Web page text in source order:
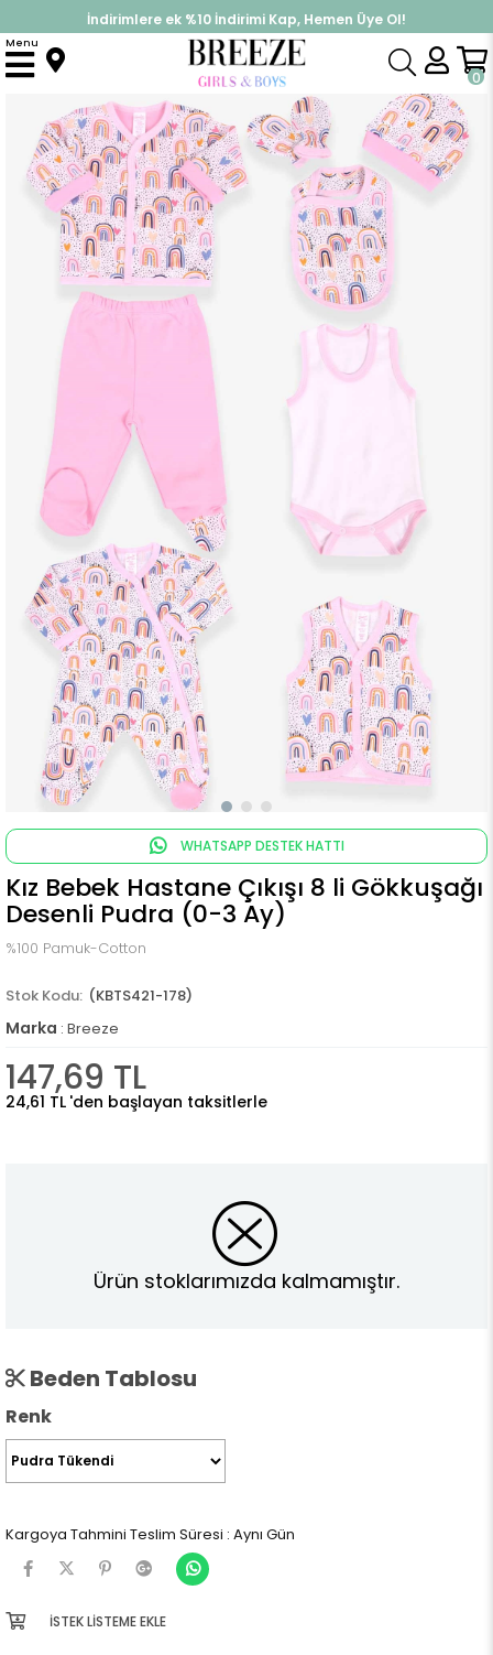
%30 Sepette Yaz İndirimi, Hemen Al!
İndirimlere ek %10 İndirimi Kap, Hemen Üye Ol!
0
Menu
Anasayfa Hastane Çıkışı
WHATSAPP DESTEK HATTI
Kız Bebek Hastane Çıkışı 8 li Gökkuşağı
Desenli Pudra (0-3 Ay)
%100 Pamuk-Cotton
(KBTS421-178)
Marka : Breeze
147,69 TL
24,61 TL 'den başlayan taksitlerle
Ürün stoklarımızda kalmamıştır.
Beden Tablosu
Renk
Kargoya Tahmini Teslim Süresi : Aynı Gün
İSTEK LISTEME EKLE